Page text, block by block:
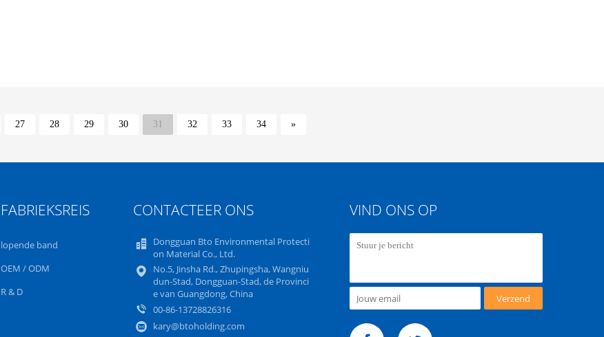
27 28 29 30 31 32 33 34 »
FABRIEKSREIS
lopende band
OEM / ODM
R & D
CONTACTEER ONS
Dongguan Bto Environmental Protecti
on Material Co., Ltd.
No.5, Jinsha Rd., Zhupingsha, Wangniu
dun-Stad, Dongguan-Stad, de Provinci
e van Guangdong, China
00-86-13728826316
kary@btoholding.com
VIND ONS OP
Verzend